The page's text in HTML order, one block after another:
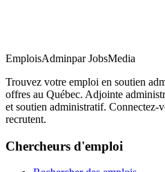
EmploisAdminpar JobsMedia
Trouvez votre emploi en soutien
offres au Québec. Adjointe
et soutien administratif. Connectez-
recrutent.
Chercheurs d'emploi